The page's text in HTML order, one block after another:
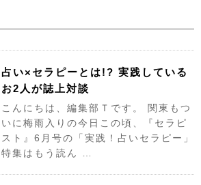
占い×セラピーとは!? 実践している
お2人が誌上対談
こんにちは、編集部Ｔです。 関東もつ
いに梅雨入りの今日この頃、『セラピ
スト』6月号の「実践！占いセラピー」
特集はもう読ん …